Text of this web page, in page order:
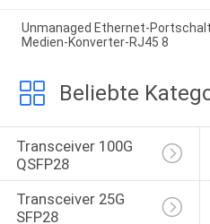
Unmanaged Ethernet-
Medien-Konverter-RJ45 8
Beliebte
Transceiver 100G
QSFP28
Transceiver 25G
SFP28